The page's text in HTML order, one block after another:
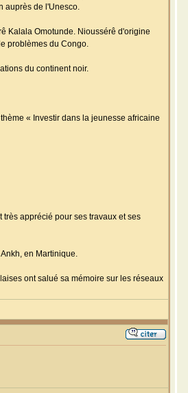
auprès de l'Unesco.
Kalala Omotunde. Nioussérê d'origine
problèmes du Congo.
du continent noir.
« Investir dans la jeunesse africaine
apprécié pour ses travaux et ses
en Martinique.
ont salué sa mémoire sur les réseaux